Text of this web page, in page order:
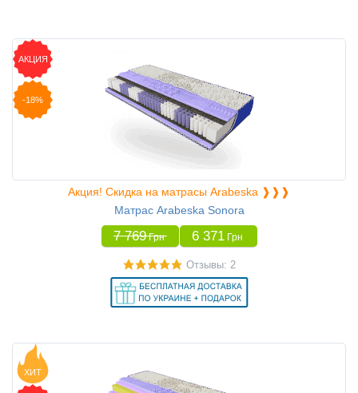
АКЦИЯ
-18%
Акция! Скидка на матрасы Arabeska ❱❱❱
Матрас Arabeska Sonora
7 769 Грн 6 371 Грн
Отзывы: 2
ХИТ